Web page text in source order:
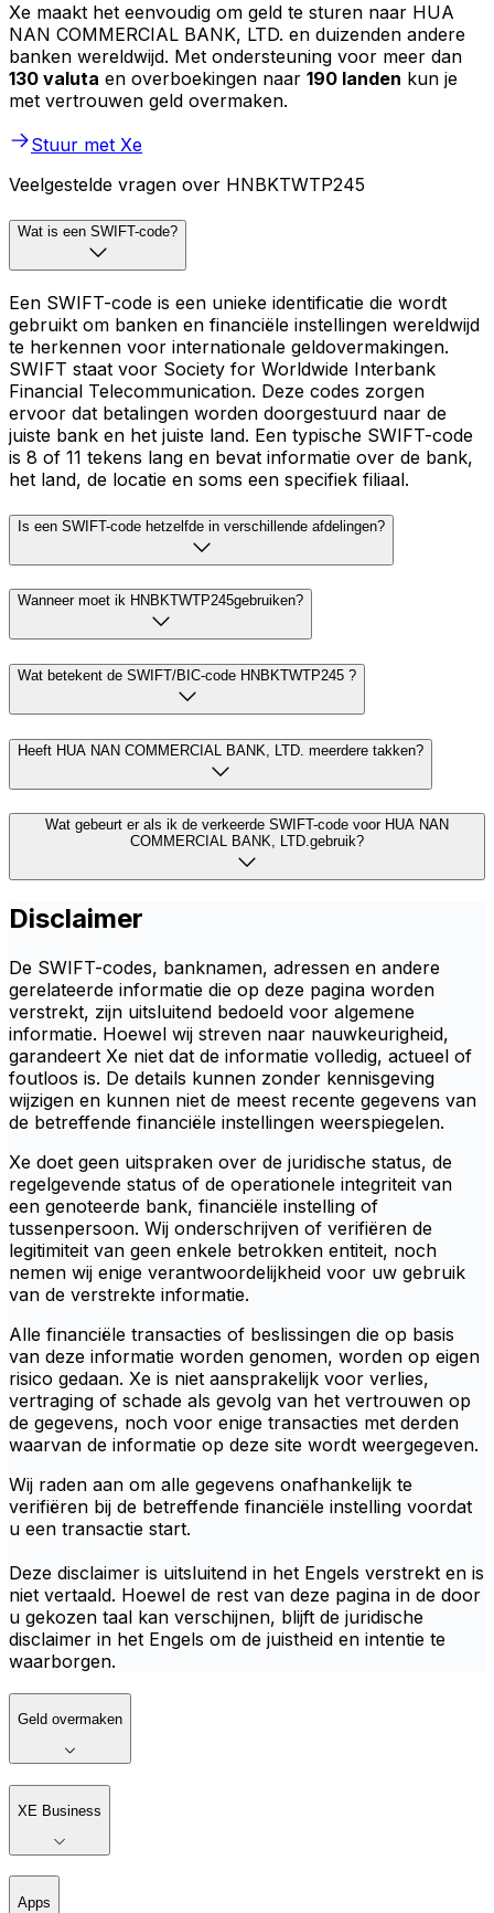
Xe maakt het eenvoudig om geld te sturen naar HUA
NAN COMMERCIAL BANK, LTD. en duizenden andere
banken wereldwijd. Met ondersteuning voor meer dan
130 valuta en overboekingen naar 190 landen kun je
met vertrouwen geld overmaken.
Stuur met Xe
Veelgestelde vragen over HNBKTWTP245
Wat is een SWIFT-code?
Een SWIFT-code is een unieke identificatie die wordt
gebruikt om banken en financiële instellingen wereldwijd
te herkennen voor internationale geldovermakingen.
SWIFT staat voor Society for Worldwide Interbank
Financial Telecommunication. Deze codes zorgen
ervoor dat betalingen worden doorgestuurd naar de
juiste bank en het juiste land. Een typische SWIFT-code
is 8 of 11 tekens lang en bevat informatie over de bank,
het land, de locatie en soms een specifiek filiaal.
Is een SWIFT-code hetzelfde in verschillende afdelingen?
Wanneer moet ik HNBKTWTP245gebruiken?
Wat betekent de SWIFT/BIC-code HNBKTWTP245 ?
Heeft HUA NAN COMMERCIAL BANK, LTD. meerdere takken?
Wat gebeurt er als ik de verkeerde SWIFT-code voor HUA NAN
COMMERCIAL BANK, LTD.gebruik?
Disclaimer
De SWIFT-codes, banknamen, adressen en andere
gerelateerde informatie die op deze pagina worden
verstrekt, zijn uitsluitend bedoeld voor algemene
informatie. Hoewel wij streven naar nauwkeurigheid,
garandeert Xe niet dat de informatie volledig, actueel of
foutloos is. De details kunnen zonder kennisgeving
wijzigen en kunnen niet de meest recente gegevens van
de betreffende financiële instellingen weerspiegelen.
Xe doet geen uitspraken over de juridische status, de
regelgevende status of de operationele integriteit van
een genoteerde bank, financiële instelling of
tussenpersoon. Wij onderschrijven of verifiëren de
legitimiteit van geen enkele betrokken entiteit, noch
nemen wij enige verantwoordelijkheid voor uw gebruik
van de verstrekte informatie.
Alle financiële transacties of beslissingen die op basis
van deze informatie worden genomen, worden op eigen
risico gedaan. Xe is niet aansprakelijk voor verlies,
vertraging of schade als gevolg van het vertrouwen op
de gegevens, noch voor enige transacties met derden
waarvan de informatie op deze site wordt weergegeven.
Wij raden aan om alle gegevens onafhankelijk te
verifiëren bij de betreffende financiële instelling voordat
u een transactie start.
Deze disclaimer is uitsluitend in het Engels verstrekt en is
niet vertaald. Hoewel de rest van deze pagina in de door
u gekozen taal kan verschijnen, blijft de juridische
disclaimer in het Engels om de juistheid en intentie te
waarborgen.
Geld overmaken
XE Business
Apps